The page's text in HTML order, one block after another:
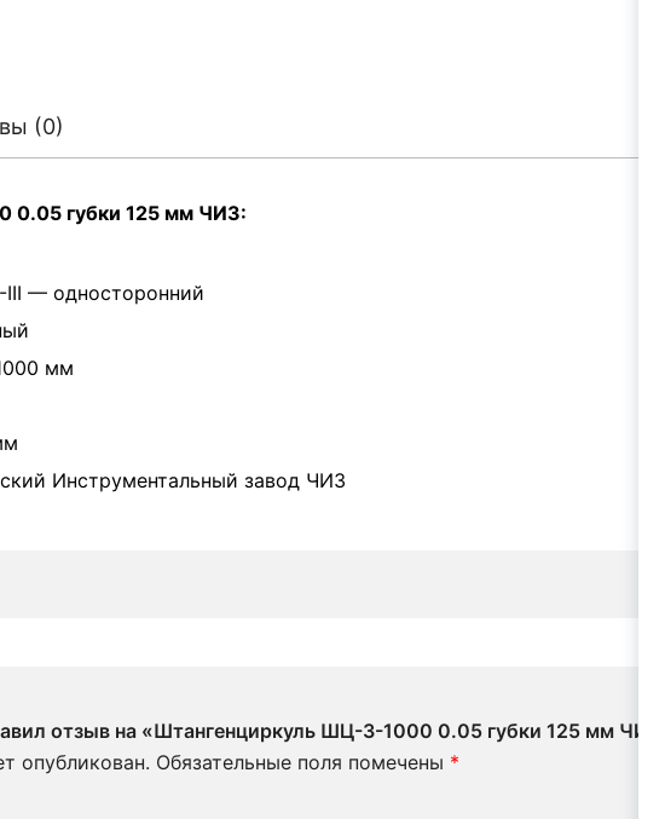
(0)
0.05 губки 125 мм ЧИЗ:
— односторонний
мм
Инструментальный завод ЧИЗ
отзыв на «Штангенциркуль ШЦ-3-1000 0.05 губки 125 мм
опубликован. Обязательные поля помечены *